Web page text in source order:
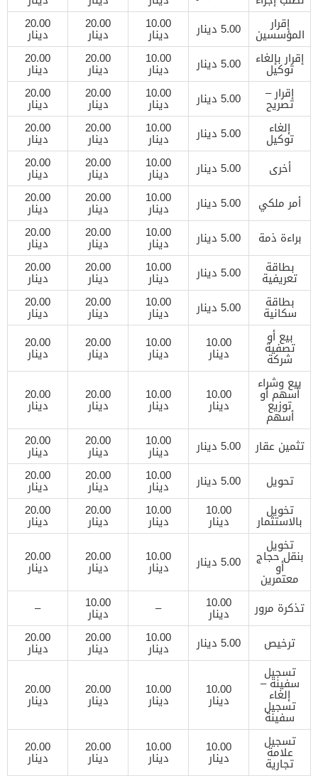
إقرار
المؤسسين 5.00 دينار 10.00
دينار
20.00
دينار
20.00
دينار
إقرار بإلغاء
توكيل 5.00 دينار 10.00
دينار
20.00
دينار
20.00
دينار
إقرار –
تصريح 5.00 دينار 10.00
دينار
20.00
دينار
20.00
دينار
إلغاء
توكيل 5.00 دينار 10.00
دينار
20.00
دينار
20.00
دينار
أخرى
5.00 دينار 10.00
دينار
20.00
دينار
20.00
دينار
أمر ملكي
5.00 دينار 10.00
دينار
20.00
دينار
20.00
دينار
براءة ذمة
5.00 دينار 10.00
دينار
20.00
دينار
20.00
دينار
بطاقة
تعريفية 5.00 دينار 10.00
دينار
20.00
دينار
20.00
دينار
بطاقة
سكانية 5.00 دينار 10.00
دينار
20.00
دينار
20.00
دينار
بيع أو
تصفية
شركة
10.00
دينار
10.00
دينار
20.00
دينار
20.00
دينار
بيع وشراء
أسهم أو
توزيع
أسهم
10.00
دينار
10.00
دينار
20.00
دينار
20.00
دينار
تثمين عقار 5.00 دينار 10.00
دينار
20.00
دينار
20.00
دينار
تحويل
5.00 دينار 10.00
دينار
20.00
دينار
20.00
دينار
تخويل
بالاستثمار
10.00
دينار
10.00
دينار
20.00
دينار
20.00
دينار
تخويل
بنقل حجاج
أو
معتمرين
5.00 دينار 10.00
دينار
20.00
دينار
20.00
دينار
تذكرة مرور 10.00
دينار –
10.00
دينار
–
ترخيص
5.00 دينار 10.00
دينار
20.00
دينار
20.00
دينار
تسجيل
سفينة –
إلغاء
تسجيل
سفينة
10.00
دينار
10.00
دينار
20.00
دينار
20.00
دينار
تسجيل
علامة
تجارية
10.00
دينار
10.00
دينار
20.00
دينار
20.00
دينار